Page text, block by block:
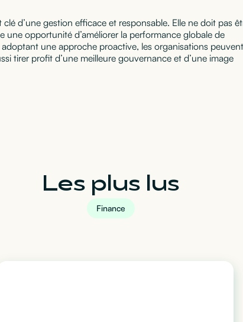
d’une gestion efficace et responsable. Elle ne doit pas
opportunité d’améliorer la performance globale de
une approche proactive, les organisations peuvent
tirer profit d’une meilleure gouvernance et d’une image
Les plus lus
Finance